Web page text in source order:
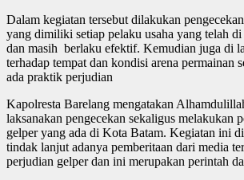
Dalam kegiatan tersebut dilakukan
yang dimiliki setiap pelaku usaha yang telah
dan masih berlaku efektif. Kemudian juga di
terhadap tempat dan kondisi arena permainan
ada praktik perjudian
Kapolresta Barelang mengatakan
laksanakan pengecekan sekaligus melakukan
gelper yang ada di Kota Batam. Kegiatan ini
tindak lanjut adanya pemberitaan dari media
perjudian gelper dan ini merupakan perintah